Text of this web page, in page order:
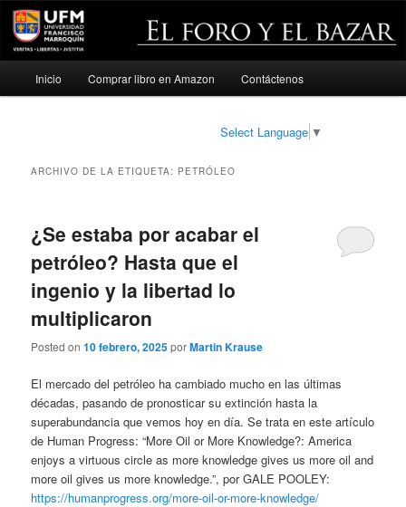
Ir
Ir
Inicio Comprar libro en Amazon Contáctenos
Select Language ▼
ARCHIVO DE LA ETIQUETA: PETRÓLEO
¿Se estaba por acabar el
petróleo? Hasta que el
ingenio y la libertad lo
multiplicaron
Posted on10 febrero, 2025porMartin Krause
El mercado del petróleo ha cambiado mucho en las últimas
décadas, pasando de pronosticar su extinción hasta la
superabundancia que vemos hoy en día. Se trata en este artículo
de Human Progress: “More Oil or More Knowledge?: America
enjoys a virtuous circle as more knowledge gives us more oil and
more oil gives us more knowledge.”, por GALE POOLEY:
https://humanprogress.org/more-oil-or-more-knowledge/